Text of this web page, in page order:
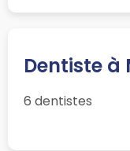
Dentiste à
6 dentistes